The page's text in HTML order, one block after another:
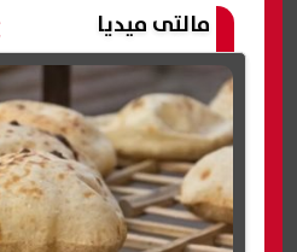
مالتى ميديا